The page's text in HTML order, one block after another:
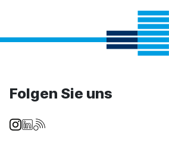
Folgen Sie uns